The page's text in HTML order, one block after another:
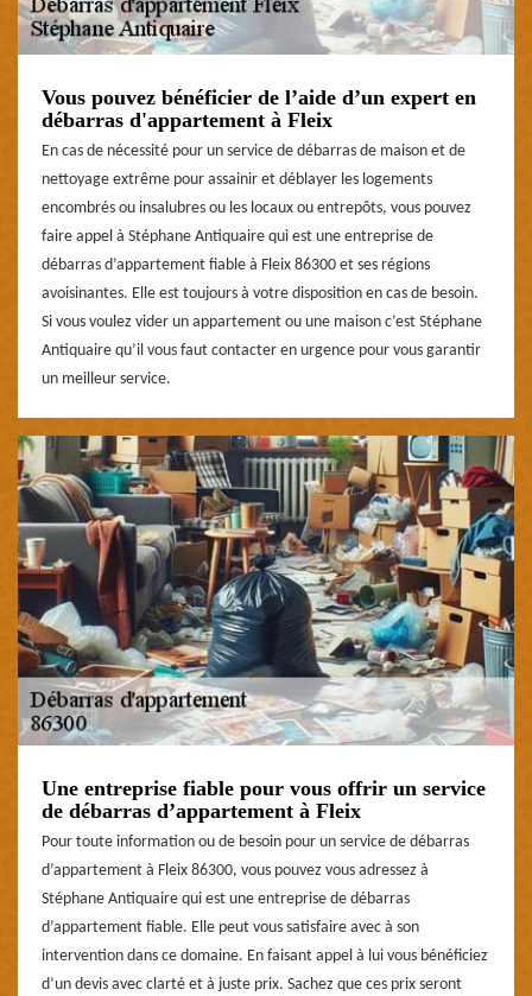
Vous pouvez bénéficier de l’aide d’un expert en
débarras d'appartement à Fleix
En cas de nécessité pour un service de débarras de maison et de
nettoyage extrême pour assainir et déblayer les logements
encombrés ou insalubres ou les locaux ou entrepôts, vous pouvez
faire appel à Stéphane Antiquaire qui est une entreprise de
débarras d’appartement fiable à Fleix 86300 et ses régions
avoisinantes. Elle est toujours à votre disposition en cas de besoin.
Si vous voulez vider un appartement ou une maison c’est Stéphane
Antiquaire qu’il vous faut contacter en urgence pour vous garantir
un meilleur service.
Une entreprise fiable pour vous offrir un service
de débarras d’appartement à Fleix
Pour toute information ou de besoin pour un service de débarras
d’appartement à Fleix 86300, vous pouvez vous adressez à
Stéphane Antiquaire qui est une entreprise de débarras
d’appartement fiable. Elle peut vous satisfaire avec à son
intervention dans ce domaine. En faisant appel à lui vous bénéficiez
d’un devis avec clarté et à juste prix. Sachez que ces prix seront